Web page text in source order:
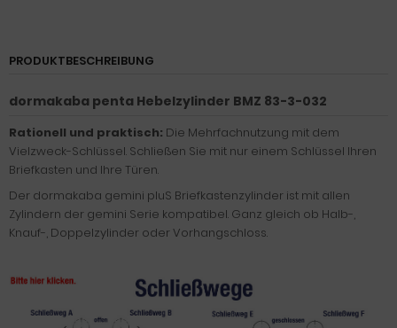
PRODUKTBESCHREIBUNG
dormakaba penta Hebelzylinder BMZ 83-3-032
Rationell und praktisch: Die Mehrfachnutzung mit dem
Vielzweck-Schlüssel. Schließen Sie mit nur einem Schlüssel Ihren
Briefkasten und Ihre Türen.
Der dormakaba gemini pluS Briefkastenzylinder ist mit allen
Zylindern der gemini Serie kompatibel. Ganz gleich ob Halb-,
Knauf-, Doppelzylinder oder Vorhangschloss.